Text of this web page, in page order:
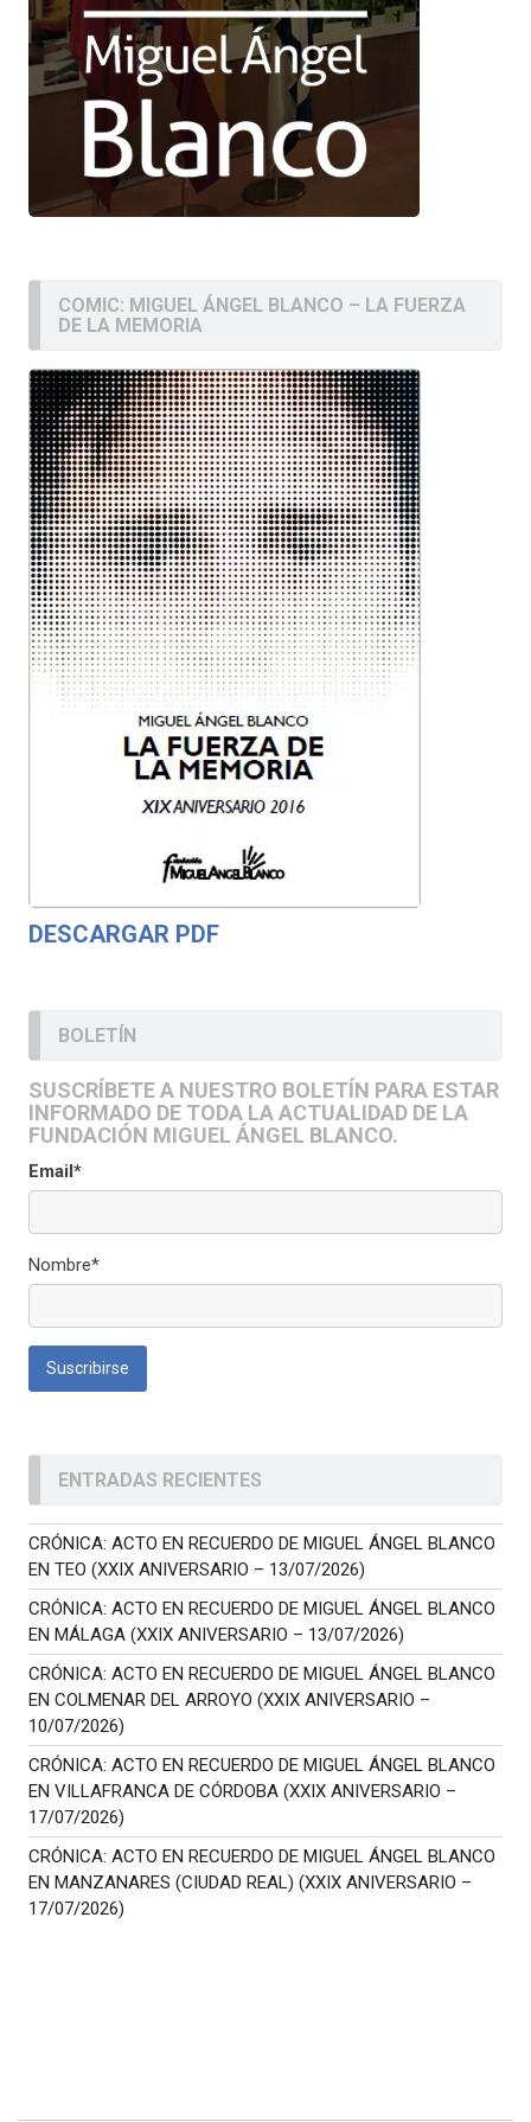
COMIC: MIGUEL ÁNGEL BLANCO – LA FUERZA
DE LA MEMORIA
DESCARGAR PDF
BOLETÍN
SUSCRÍBETE A NUESTRO BOLETÍN PARA ESTAR
INFORMADO DE TODA LA ACTUALIDAD DE LA
FUNDACIÓN MIGUEL ÁNGEL BLANCO.
Email*
Nombre*
ENTRADAS RECIENTES
CRÓNICA: ACTO EN RECUERDO DE MIGUEL ÁNGEL BLANCO
EN TEO (XXIX ANIVERSARIO – 13/07/2026)
CRÓNICA: ACTO EN RECUERDO DE MIGUEL ÁNGEL BLANCO
EN MÁLAGA (XXIX ANIVERSARIO – 13/07/2026)
CRÓNICA: ACTO EN RECUERDO DE MIGUEL ÁNGEL BLANCO
EN COLMENAR DEL ARROYO (XXIX ANIVERSARIO –
10/07/2026)
CRÓNICA: ACTO EN RECUERDO DE MIGUEL ÁNGEL BLANCO
EN VILLAFRANCA DE CÓRDOBA (XXIX ANIVERSARIO –
17/07/2026)
CRÓNICA: ACTO EN RECUERDO DE MIGUEL ÁNGEL BLANCO
EN MANZANARES (CIUDAD REAL) (XXIX ANIVERSARIO –
17/07/2026)